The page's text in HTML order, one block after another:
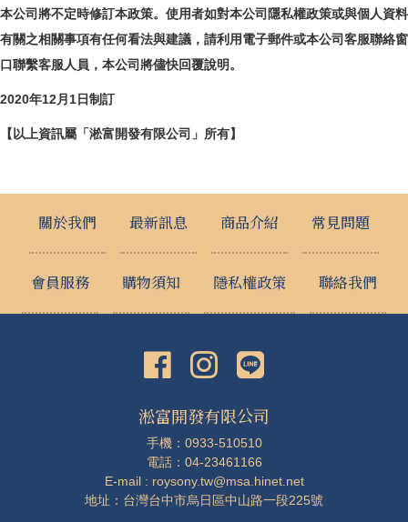
本公司將不定時修訂本政策。使用者如對本公司隱私權政策或與個人資料
有關之相關事項有任何看法與建議，請利用電子郵件或本公司客服聯絡窗
口聯繫客服人員，本公司將儘快回覆說明。
2020年12月1日制訂
【以上資訊屬「淞富開發有限公司」所有】
關於我們 最新訊息 商品介紹 常見問題
會員服務 購物須知 隱私權政策 聯絡我們
淞富開發有限公司
手機：0933-510510
電話：04-23461166
E-mail : roysony.tw@msa.hinet.net
地址：台灣台中市烏日區中山路一段225號